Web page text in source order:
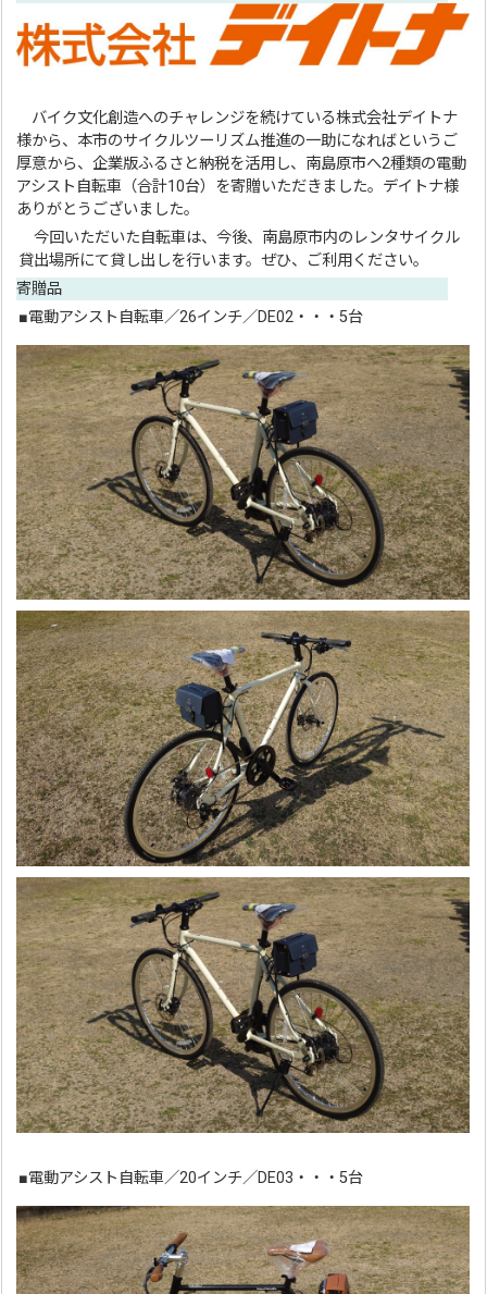
バイク文化創造へのチャレンジを続けている株式会社デイトナ
様から、本市のサイクルツーリズム推進の一助になればというご
厚意から、企業版ふるさと納税を活用し、南島原市へ2種類の電動
アシスト自転車（合計10台）を寄贈いただきました。デイトナ様
ありがとうございました。
今回いただいた自転車は、今後、南島原市内のレンタサイクル
貸出場所にて貸し出しを行います。ぜひ、ご利用ください。
寄贈品
■電動アシスト自転車／26インチ／DE02・・・5台
■電動アシスト自転車／20インチ／DE03・・・5台